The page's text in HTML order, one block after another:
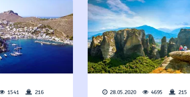
1541 216 28.05.2020 4695 215